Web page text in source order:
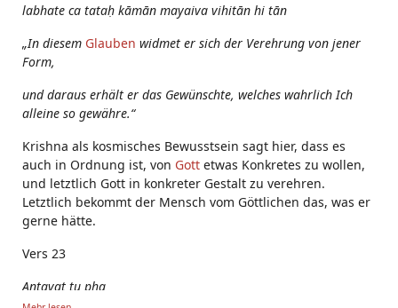
labhate ca tataḥ kāmān mayaiva vihitān hi tān
„In diesem Glauben widmet er sich der Verehrung von jener
Form,
und daraus erhält er das Gewünschte, welches wahrlich Ich
alleine so gewähre.“
Krishna als kosmisches Bewusstsein sagt hier, dass es
auch in Ordnung ist, von Gott etwas Konkretes zu wollen,
und letztlich Gott in konkreter Gestalt zu verehren.
Letztlich bekommt der Mensch vom Göttlichen das, was er
gerne hätte.
Vers 23
Antavat tu pha